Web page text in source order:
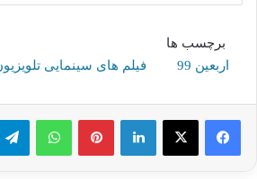
برچسب ها
اربعین 99
فیلم های سینمایی
لینکدین پینترستواتس آپ